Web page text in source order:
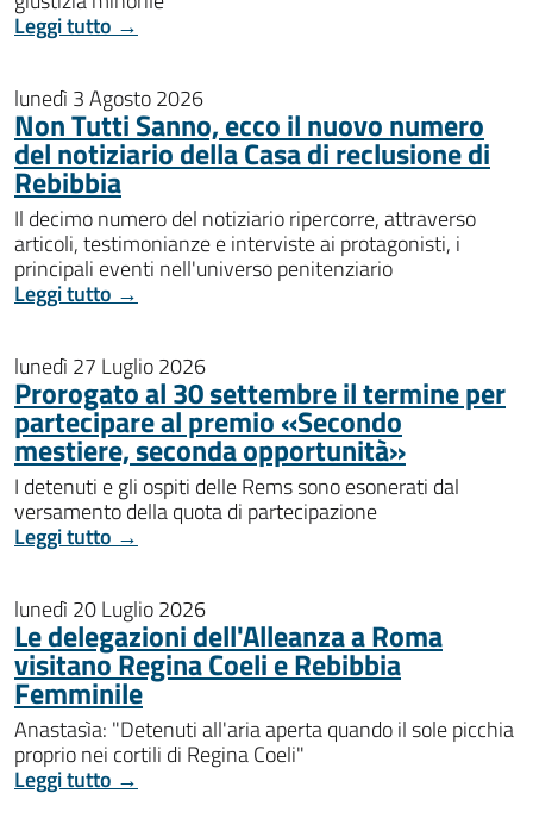
Leggi tutto →
lunedì 3 Agosto 2026
Non Tutti Sanno, ecco il nuovo numero
del notiziario della Casa di reclusione di
Rebibbia
Il decimo numero del notiziario ripercorre, attraverso
articoli, testimonianze e interviste ai protagonisti, i
principali eventi nell'universo penitenziario
Leggi tutto →
lunedì 27 Luglio 2026
Prorogato al 30 settembre il termine per
partecipare al premio «Secondo
mestiere, seconda opportunità»
I detenuti e gli ospiti delle Rems sono esonerati dal
versamento della quota di partecipazione
Leggi tutto →
lunedì 20 Luglio 2026
Le delegazioni dell'Alleanza a Roma
visitano Regina Coeli e Rebibbia
Femminile
Anastasìa: "Detenuti all'aria aperta quando il sole picchia
proprio nei cortili di Regina Coeli"
Leggi tutto →